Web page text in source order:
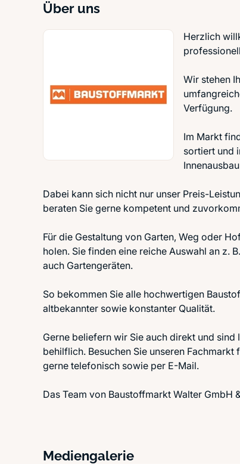
Über uns
Herzlich
Wir stehen
Verfügung.
Im Markt
sortiert und
Dabei kann sich nicht nur unser Preis-
beraten Sie gerne kompetent und
Für die Gestaltung von Garten, Weg oder
holen. Sie finden eine reiche Auswahl an z.
auch Gartengeräten.
So bekommen Sie alle hochwertigen
altbekannter sowie konstanter Qualität.
Gerne beliefern wir Sie auch direkt und
behilflich. Besuchen Sie unseren
gerne telefonisch sowie per E-Mail.
Das Team von Baustoffmarkt Walter GmbH
Mediengalerie